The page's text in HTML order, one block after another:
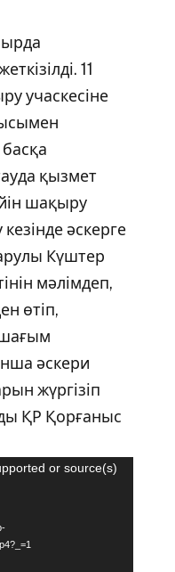
11
учаскесіне
қызмет
шақыру
әскерге
Күштер
мәлімдеп,
өтіп,
әскери
жүргізіп
ҚР Қорғаныс
or source(s)